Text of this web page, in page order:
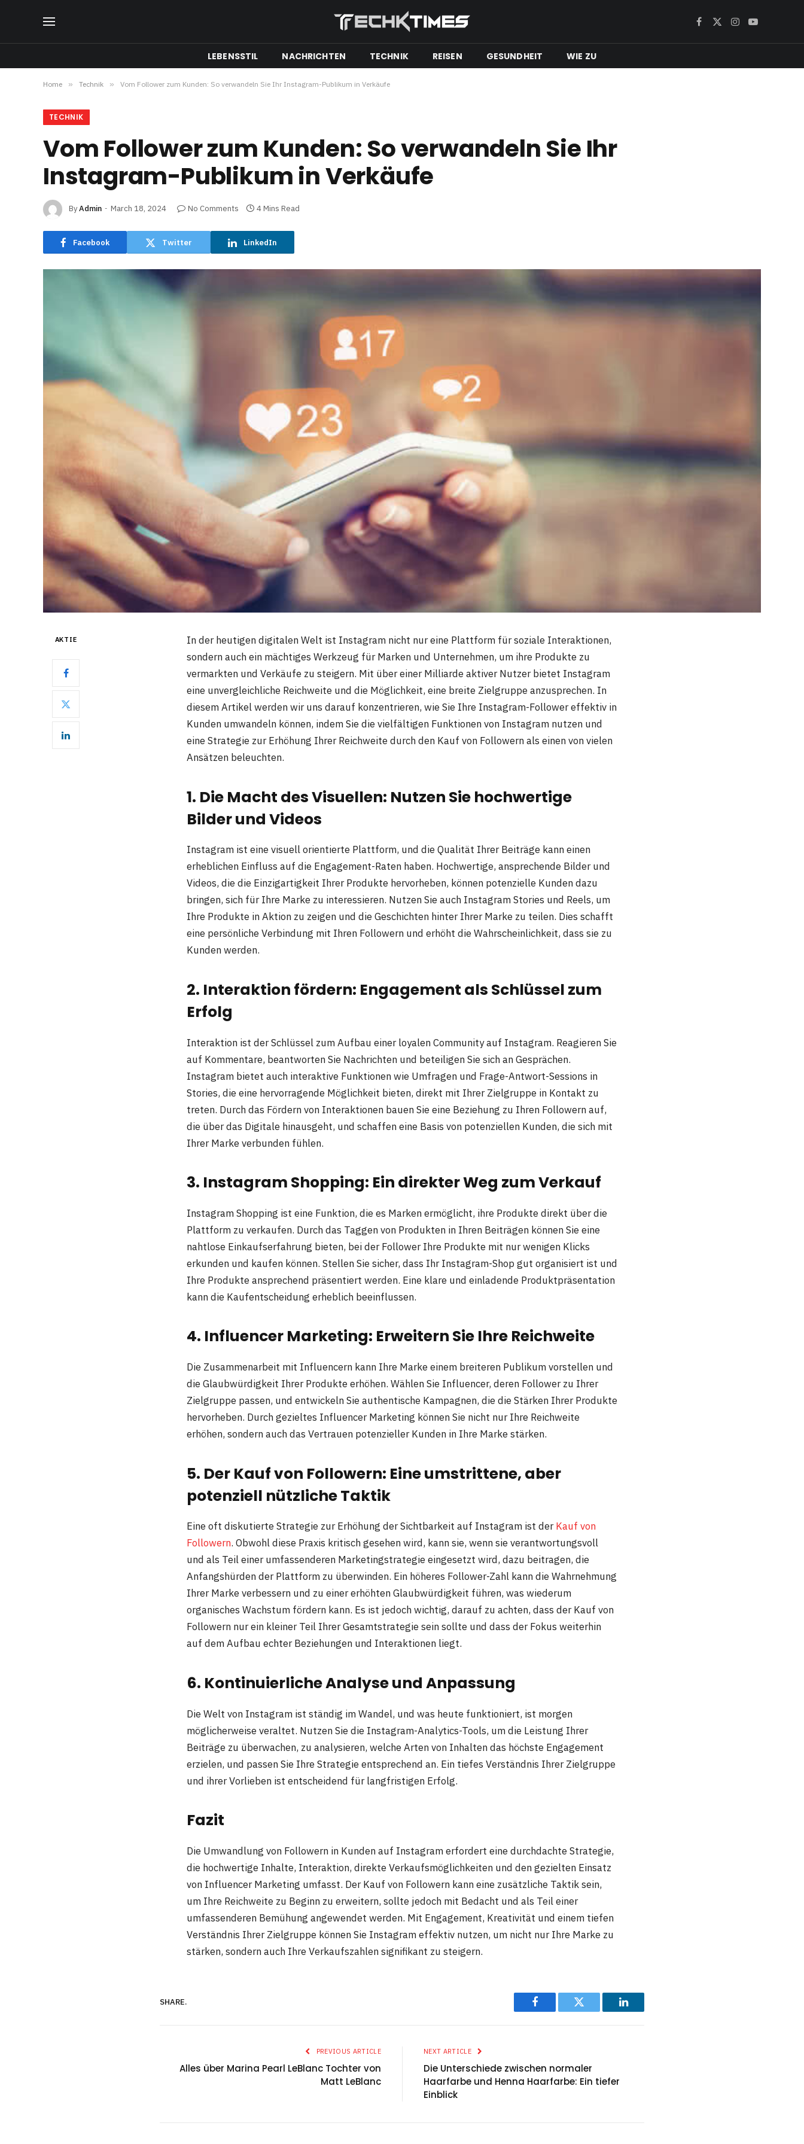
Facebook
X
Instagram
YouTube
LEBENSSTIL NACHRICHTEN TECHNIK REISEN GESUNDHEIT WIE ZU
Home » Technik » Vom Follower zum Kunden: So verwandeln Sie Ihr Instagram-Publikum in Verkäufe
TECHNIK
Vom Follower zum Kunden: So verwandeln Sie Ihr
Instagram-Publikum in Verkäufe
ByAdmin March 18, 2024 No Comments 4 Mins Read
Facebook Twitter LinkedIn
AKTIE
In der heutigen digitalen Welt ist Instagram nicht nur eine Plattform für soziale Interaktionen,
sondern auch ein mächtiges Werkzeug für Marken und Unternehmen, um ihre Produkte zu
vermarkten und Verkäufe zu steigern. Mit über einer Milliarde aktiver Nutzer bietet Instagram
eine unvergleichliche Reichweite und die Möglichkeit, eine breite Zielgruppe anzusprechen. In
diesem Artikel werden wir uns darauf konzentrieren, wie Sie Ihre Instagram-Follower effektiv in
Kunden umwandeln können, indem Sie die vielfältigen Funktionen von Instagram nutzen und
eine Strategie zur Erhöhung Ihrer Reichweite durch den Kauf von Followern als einen von vielen
Ansätzen beleuchten.
1. Die Macht des Visuellen: Nutzen Sie hochwertige
Bilder und Videos
Instagram ist eine visuell orientierte Plattform, und die Qualität Ihrer Beiträge kann einen
erheblichen Einfluss auf die Engagement-Raten haben. Hochwertige, ansprechende Bilder und
Videos, die die Einzigartigkeit Ihrer Produkte hervorheben, können potenzielle Kunden dazu
bringen, sich für Ihre Marke zu interessieren. Nutzen Sie auch Instagram Stories und Reels, um
Ihre Produkte in Aktion zu zeigen und die Geschichten hinter Ihrer Marke zu teilen. Dies schafft
eine persönliche Verbindung mit Ihren Followern und erhöht die Wahrscheinlichkeit, dass sie zu
Kunden werden.
2. Interaktion fördern: Engagement als Schlüssel zum
Erfolg
Interaktion ist der Schlüssel zum Aufbau einer loyalen Community auf Instagram. Reagieren Sie
auf Kommentare, beantworten Sie Nachrichten und beteiligen Sie sich an Gesprächen.
Instagram bietet auch interaktive Funktionen wie Umfragen und Frage-Antwort-Sessions in
Stories, die eine hervorragende Möglichkeit bieten, direkt mit Ihrer Zielgruppe in Kontakt zu
treten. Durch das Fördern von Interaktionen bauen Sie eine Beziehung zu Ihren Followern auf,
die über das Digitale hinausgeht, und schaffen eine Basis von potenziellen Kunden, die sich mit
Ihrer Marke verbunden fühlen.
3. Instagram Shopping: Ein direkter Weg zum Verkauf
Instagram Shopping ist eine Funktion, die es Marken ermöglicht, ihre Produkte direkt über die
Plattform zu verkaufen. Durch das Taggen von Produkten in Ihren Beiträgen können Sie eine
nahtlose Einkaufserfahrung bieten, bei der Follower Ihre Produkte mit nur wenigen Klicks
erkunden und kaufen können. Stellen Sie sicher, dass Ihr Instagram-Shop gut organisiert ist und
Ihre Produkte ansprechend präsentiert werden. Eine klare und einladende Produktpräsentation
kann die Kaufentscheidung erheblich beeinflussen.
4. Influencer Marketing: Erweitern Sie Ihre Reichweite
Die Zusammenarbeit mit Influencern kann Ihre Marke einem breiteren Publikum vorstellen und
die Glaubwürdigkeit Ihrer Produkte erhöhen. Wählen Sie Influencer, deren Follower zu Ihrer
Zielgruppe passen, und entwickeln Sie authentische Kampagnen, die die Stärken Ihrer Produkte
hervorheben. Durch gezieltes Influencer Marketing können Sie nicht nur Ihre Reichweite
erhöhen, sondern auch das Vertrauen potenzieller Kunden in Ihre Marke stärken.
5. Der Kauf von Followern: Eine umstrittene, aber
potenziell nützliche Taktik
Eine oft diskutierte Strategie zur Erhöhung der Sichtbarkeit auf Instagram ist derKauf von
Followern. Obwohl diese Praxis kritisch gesehen wird, kann sie, wenn sie verantwortungsvoll
und als Teil einer umfassenderen Marketingstrategie eingesetzt wird, dazu beitragen, die
Anfangshürden der Plattform zu überwinden. Ein höheres Follower-Zahl kann die Wahrnehmung
Ihrer Marke verbessern und zu einer erhöhten Glaubwürdigkeit führen, was wiederum
organisches Wachstum fördern kann. Es ist jedoch wichtig, darauf zu achten, dass der Kauf von
Followern nur ein kleiner Teil Ihrer Gesamtstrategie sein sollte und dass der Fokus weiterhin
auf dem Aufbau echter Beziehungen und Interaktionen liegt.
6. Kontinuierliche Analyse und Anpassung
Die Welt von Instagram ist ständig im Wandel, und was heute funktioniert, ist morgen
möglicherweise veraltet. Nutzen Sie die Instagram-Analytics-Tools, um die Leistung Ihrer
Beiträge zu überwachen, zu analysieren, welche Arten von Inhalten das höchste Engagement
erzielen, und passen Sie Ihre Strategie entsprechend an. Ein tiefes Verständnis Ihrer Zielgruppe
und ihrer Vorlieben ist entscheidend für langfristigen Erfolg.
Fazit
Die Umwandlung von Followern in Kunden auf Instagram erfordert eine durchdachte Strategie,
die hochwertige Inhalte, Interaktion, direkte Verkaufsmöglichkeiten und den gezielten Einsatz
von Influencer Marketing umfasst. Der Kauf von Followern kann eine zusätzliche Taktik sein,
um Ihre Reichweite zu Beginn zu erweitern, sollte jedoch mit Bedacht und als Teil einer
umfassenderen Bemühung angewendet werden. Mit Engagement, Kreativität und einem tiefen
Verständnis Ihrer Zielgruppe können Sie Instagram effektiv nutzen, um nicht nur Ihre Marke zu
stärken, sondern auch Ihre Verkaufszahlen signifikant zu steigern.
SHARE.
Facebook Twitter LinkedIn
PREVIOUS ARTICLE
Alles über Marina Pearl LeBlanc Tochter von
Matt LeBlanc
NEXT ARTICLE
Die Unterschiede zwischen normaler
Haarfarbe und Henna Haarfarbe: Ein tiefer
Einblick